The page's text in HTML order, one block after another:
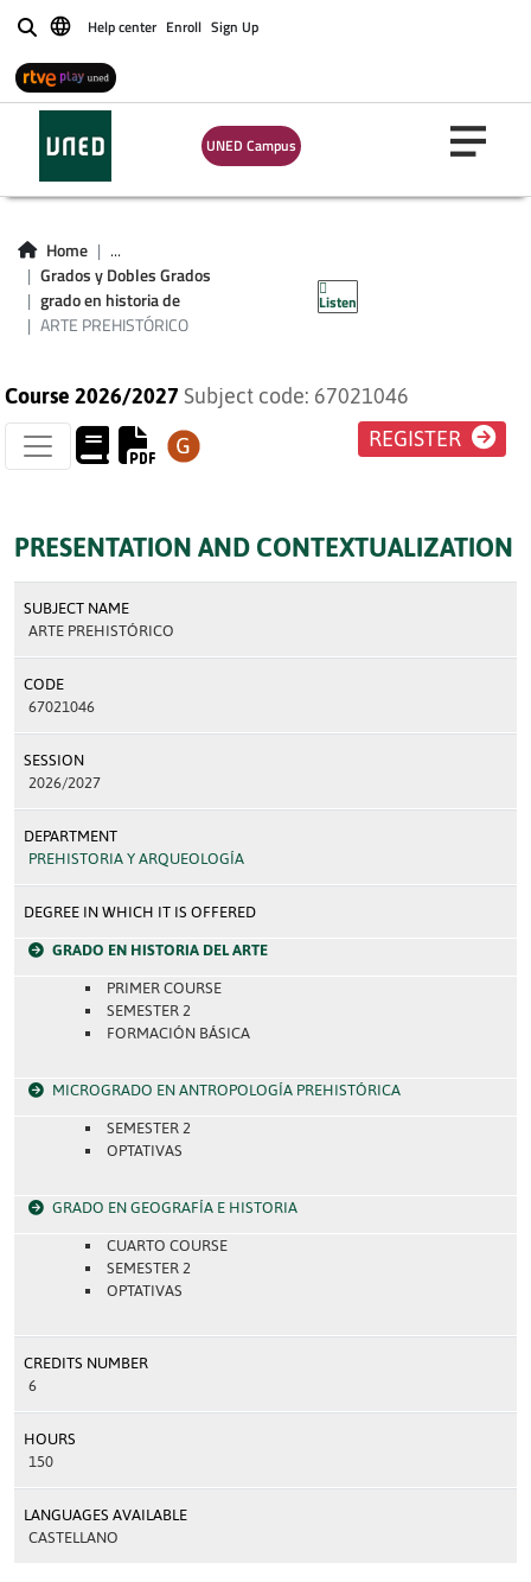
BuscarHelp center Enroll Sign Up
UNED Campus
Home
...
Grados y Dobles Grados
grado en historia de
ARTE PREHISTÓRICO
Listen
ARTE
PREHISTÓRICO
Course 2026/2027 Subject code: 67021046
REGISTER
PRESENTATION AND CONTEXTUALIZATION
SUBJECT NAME
ARTE PREHISTÓRICO
CODE
67021046
SESSION
2026/2027
DEPARTMENT
PREHISTORIA Y ARQUEOLOGÍA
DEGREE IN WHICH IT IS OFFERED
GRADO EN HISTORIA DEL ARTE
PRIMER COURSE
SEMESTER 2
FORMACIÓN BÁSICA
MICROGRADO EN ANTROPOLOGÍA PREHISTÓRICA
SEMESTER 2
OPTATIVAS
GRADO EN GEOGRAFÍA E HISTORIA
CUARTO COURSE
SEMESTER 2
OPTATIVAS
CREDITS NUMBER
6
HOURS
150
LANGUAGES AVAILABLE
CASTELLANO